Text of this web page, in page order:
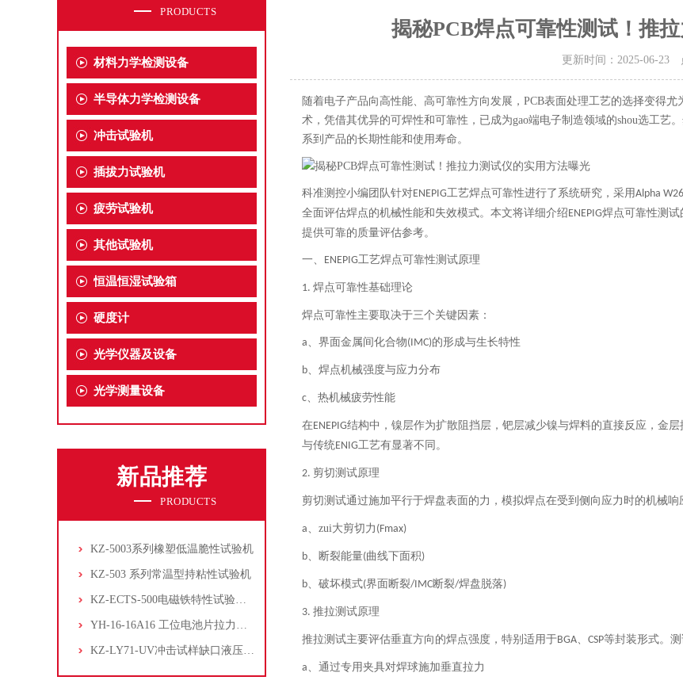
PRODUCTS
材料力学检测设备
半导体力学检测设备
冲击试验机
插拔力试验机
疲劳试验机
其他试验机
恒温恒湿试验箱
硬度计
光学仪器及设备
光学测量设备
新品推荐
PRODUCTS
KZ-5003系列橡塑低温脆性试验机
KZ-503 系列常温型持粘性试验机
KZ-ECTS-500电磁铁特性试验系统
YH-16-16A16 工位电池片拉力试验机
KZ-LY71-UV冲击试样缺口液压拉床
揭秘PCB焊点可靠性测试！推
更新时间：2025-06-23
随着电子产品向高性能、高可靠性方向发展，PCB表面处理工艺的选择变得
术，凭借其优异的可焊性和可靠性，已成为gao端电子制造领域的shou选工艺
系到产品的长期性能和使用寿命。
科准测控小编团队针对ENEPIG工艺焊点可靠性进行了系统研究，采用Alpha
全面评估焊点的机械性能和失效模式。本文将详细介绍ENEPIG焊点可靠性测
提供可靠的质量评估参考。
一、 ENEPIG工艺焊点可靠性测试原理
1. 焊点可靠性基础理论
焊点可靠性主要取决于三个关键因素：
a、界面金属间化合物(IMC)的形成与生长特性
b、焊点机械强度与应力分布
c、热机械疲劳性能
在ENEPIG结构中，镍层作为扩散阻挡层，钯层减少镍与焊料的直接反应，金
与传统ENIG工艺有显著不同。
2. 剪切测试原理
剪切测试通过施加平行于焊盘表面的力，模拟焊点在受到侧向应力时的机械响
a、zui大剪切力 (Fmax)
b、断裂能量(曲线下面积)
b、破坏模式(界面断裂/IMC断裂/焊盘脱落)
3. 推拉测试原理
推拉测试主要评估垂直方向的焊点强度，特别适用于BGA、 CSP等封装形式。测
a、通过专用夹具对焊球施加垂直拉力